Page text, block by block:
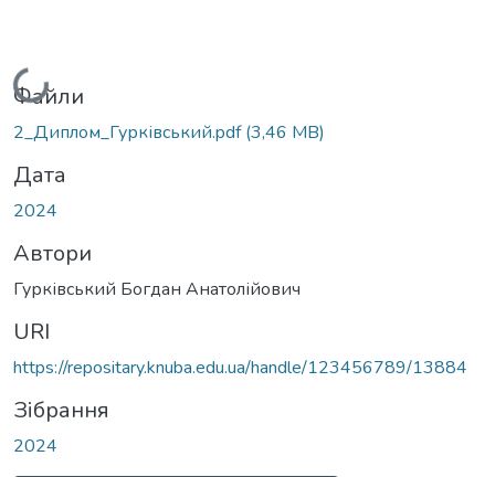
Вантажиться...
Файли
2_Диплом_Гурківський.pdf(3,46 MB)
Дата
2024
Автори
Гурківський Богдан Анатолійович
URI
https://repositary.knuba.edu.ua/handle/123456789/13884
Зібрання
2024